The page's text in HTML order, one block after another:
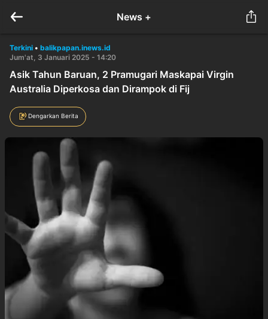
News +
Terkini • balikpapan.inews.id
Jum'at, 3 Januari 2025 - 14:20
Asik Tahun Baruan, 2 Pramugari Maskapai Virgin
Australia Diperkosa dan Dirampok di Fij
Dengarkan Berita